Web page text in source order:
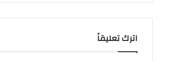
اترك تعليقاً